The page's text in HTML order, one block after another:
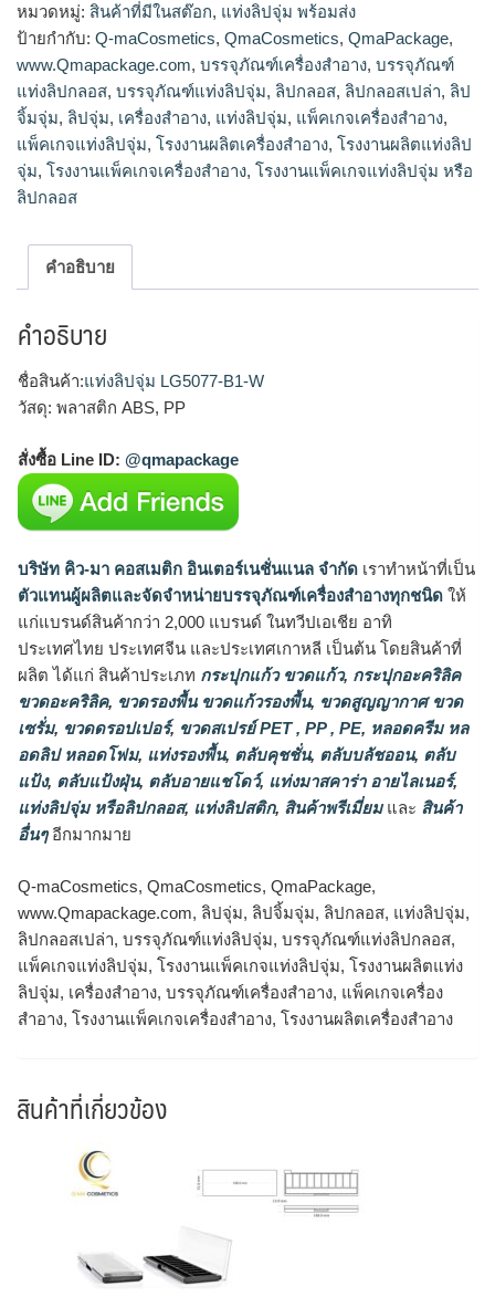
หมวดหมู่: สินค้าที่มีในสต๊อก, แท่งลิปจุ่ม พร้อมส่ง
ป้ายกำกับ: Q-maCosmetics, QmaCosmetics, QmaPackage,
www.Qmapackage.com, บรรจุภัณฑ์เครื่องสำอาง, บรรจุภัณฑ์
แท่งลิปกลอส, บรรจุภัณฑ์แท่งลิปจุ่ม, ลิปกลอส, ลิปกลอสเปล่า, ลิป
จิ้มจุ่ม, ลิปจุ่ม, เครื่องสำอาง, แท่งลิปจุ่ม, แพ็คเกจเครื่องสำอาง,
แพ็คเกจแท่งลิปจุ่ม, โรงงานผลิตเครื่องสำอาง, โรงงานผลิตแท่งลิป
จุ่ม, โรงงานแพ็คเกจเครื่องสำอาง, โรงงานแพ็คเกจแท่งลิปจุ่ม หรือ
ลิปกลอส
คำอธิบาย
คำอธิบาย
ชื่อสินค้า:แท่งลิปจุ่ม LG5077-B1-W
วัสดุ: พลาสติก ABS, PP
สั่งซื้อ Line ID: @qmapackage
บริษัท คิว-มา คอสเมติก อินเตอร์เนชั่นแนล จำกัด เราทำหน้าที่เป็น
ตัวแทนผู้ผลิตและจัดจำหน่ายบรรจุภัณฑ์เครื่องสำอางทุกชนิด ให้
แก่แบรนด์สินค้ากว่า 2,000 แบรนด์ ในทวีปเอเชีย อาทิ
ประเทศไทย ประเทศจีน และประเทศเกาหลี เป็นต้น โดยสินค้าที่
ผลิต ได้แก่ สินค้าประเภท กระปุกแก้ว ขวดแก้ว, กระปุกอะคริลิค
ขวดอะคริลิค, ขวดรองพื้น ขวดแก้วรองพื้น, ขวดสูญญากาศ ขวด
เซรั่ม, ขวดดรอปเปอร์, ขวดสเปรย์ PET , PP , PE, หลอดครีม หล
อดลิป หลอดโฟม, แท่งรองพื้น, ตลับคุชชั่น, ตลับบลัชออน, ตลับ
แป้ง, ตลับแป้งฝุ่น, ตลับอายแชโดว์, แท่งมาสคาร่า อายไลเนอร์,
แท่งลิปจุ่ม หรือลิปกลอส, แท่งลิปสติก, สินค้าพรีเมี่ยมและ สินค้า
อื่นๆอีกมากมาย
Q-maCosmetics, QmaCosmetics, QmaPackage,
www.Qmapackage.com, ลิปจุ่ม, ลิปจิ้มจุ่ม, ลิปกลอส, แท่งลิปจุ่ม,
ลิปกลอสเปล่า, บรรจุภัณฑ์แท่งลิปจุ่ม, บรรจุภัณฑ์แท่งลิปกลอส,
แพ็คเกจแท่งลิปจุ่ม, โรงงานแพ็คเกจแท่งลิปจุ่ม, โรงงานผลิตแท่ง
ลิปจุ่ม, เครื่องสำอาง, บรรจุภัณฑ์เครื่องสำอาง, แพ็คเกจเครื่อง
สำอาง, โรงงานแพ็คเกจเครื่องสำอาง, โรงงานผลิตเครื่องสำอาง
สินค้าที่เกี่ยวข้อง